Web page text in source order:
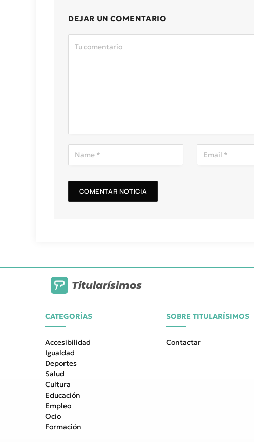
DEJAR UN COMENTARIO
Titularísimos
CATEGORÍAS
Accesibilidad
Igualdad
Deportes
Salud
Cultura
Educación
Empleo
Ocio
Formación
SOBRE TITULARÍSIMOS
Contactar